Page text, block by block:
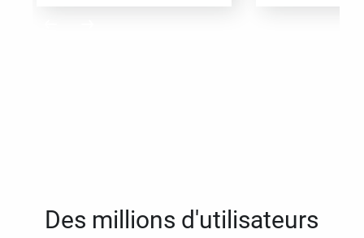
Des millions d'utilisateurs